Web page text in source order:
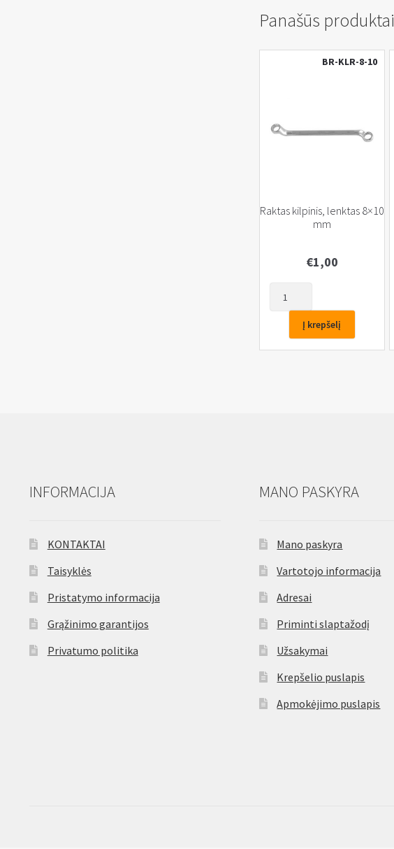
Panašūs produktai
BR-KLR-8-10
Raktas kilpinis, lenktas 8×10
mm
€1,00
kilpinis,
lenktas
Į krepšelį
INFORMACIJA
KONTAKTAI
Taisyklės
Pristatymo informacija
Grąžinimo garantijos
Privatumo politika
MANO PASKYRA
Mano paskyra
Vartotojo informacija
Adresai
Priminti slaptažodį
Užsakymai
Krepšelio puslapis
Apmokėjimo puslapis